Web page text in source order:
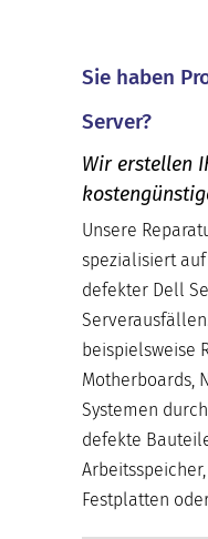
Sie haben
Server?
Wir erstellen
Unsere
spezialisiert
defekter Dell
beispielsweise
Motherboards,
Systemen
defekte
Festplatten